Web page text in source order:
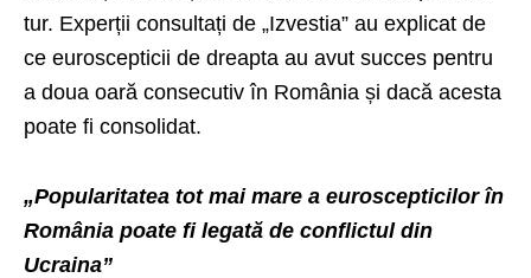
tur. Experții consultați de „Izvestia” au explicat de
ce euroscepticii de dreapta au avut succes pentru
a doua oară consecutiv în România și dacă acesta
poate fi consolidat.
„Popularitatea tot mai mare a euroscepticilor în
România poate fi legată de conflictul din
Ucraina”